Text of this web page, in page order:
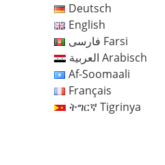
Deutsch
English
فارسی Farsi
العربية Arabisch
Af-Soomaali
Français
ትግርኛ Tigrinya